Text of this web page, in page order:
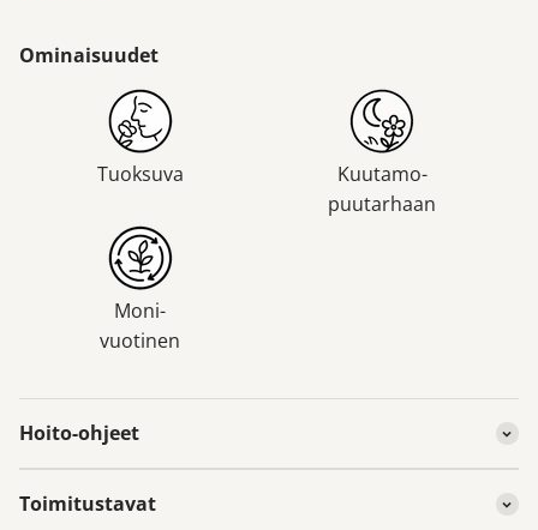
Ominaisuudet
Tuoksuva
Kuutamo-
puutarhaan
Moni-
vuotinen
Hoito-ohjeet
Toimitustavat